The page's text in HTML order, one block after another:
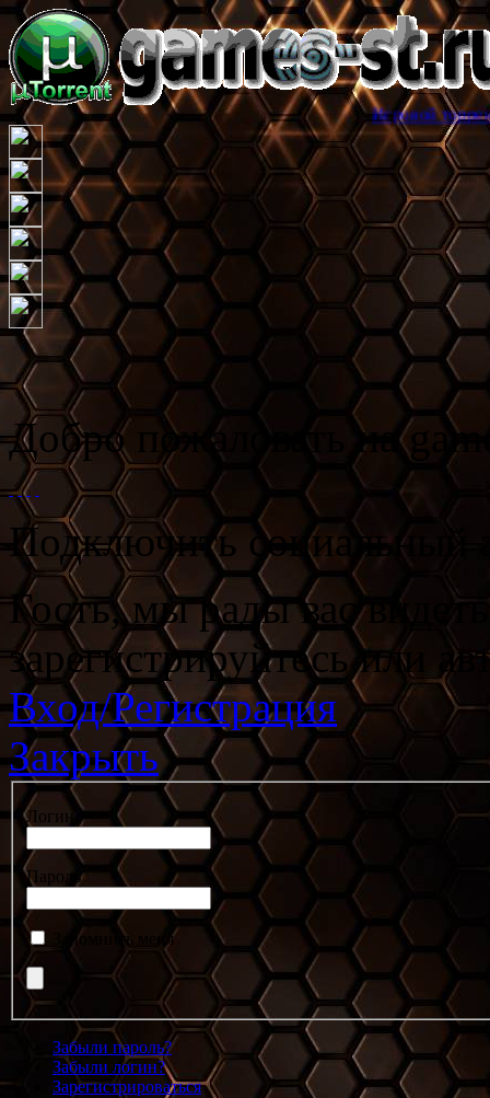
Игровой торрент трекер
Добро пожаловать на
Подключить социальный
Гость, мы рады вас
зарегистрируйтесь или
Вход/Регистрация
Закрыть
Логин
Пароль
Запомнить меня
Забыли пароль?
Забыли логин?
Зарегистрироваться